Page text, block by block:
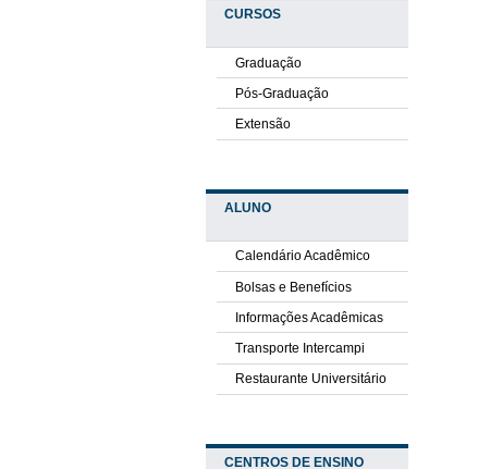
CURSOS
Graduação
Pós-Graduação
Extensão
ALUNO
Calendário Acadêmico
Bolsas e Benefícios
Informações Acadêmicas
Transporte Intercampi
Restaurante Universitário
CENTROS DE ENSINO